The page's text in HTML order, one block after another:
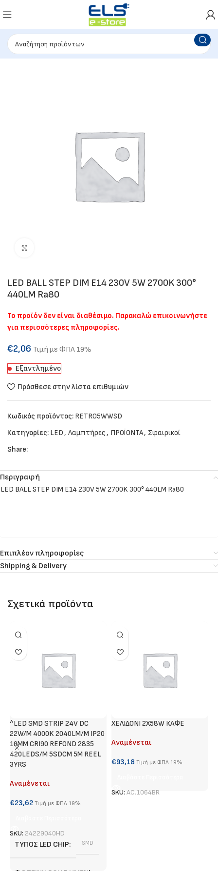
LED BALL STEP DIM E14 230V 5W 2700K 300°
440LM Ra80
Το προϊόν δεν είναι διαθέσιμο. Παρακαλώ επικοινωνήστε
για περισσότερες πληροφορίες.
€2,06 Τιμή με ΦΠΑ 19%
Εξαντλημένο
Πρόσθεσε στην λίστα επιθυμιών
Κωδικός προϊόντος: RETRO5WWSD
Κατηγορίες: LED, Λαμπτήρες, ΠΡΟΪΟΝΤΑ, Σφαιρικοί
Share:
Περιγραφή
LED BALL STEP DIM E14 230V 5W 2700K 300° 440LM Ra80
Επιπλέον πληροφορίες
Shipping & Delivery
Σχετικά προϊόντα
^LED SMD STRIP 24V DC
22W/M 4000K 2040LM/M IP20
10MM CRI90 REFOND 2835
420LEDS/M 5SDCM 5M REEL
3YRS
Αναμένεται
€23,62 Τιμή με ΦΠΑ 19%
SKU: 24229040HD
ΤΎΠΟΣ LED CHIP SMD
ΧΕΛΙΔΟΝΙ 2X58W ΚΑΦΕ
Αναμένεται
€93,18 Τιμή με ΦΠΑ 19%
SKU: AC.1064BR